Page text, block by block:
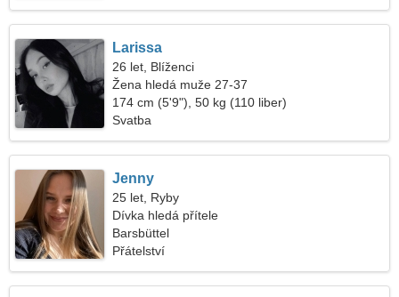
Larissa
26 let, Blíženci
Žena hledá muže 27-37
174 cm (5'9"), 50 kg (110 liber)
Svatba
Jenny
25 let, Ryby
Dívka hledá přítele
Barsbüttel
Přátelství